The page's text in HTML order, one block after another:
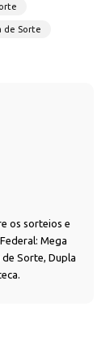
de Sorte
os sorteios e
Mega
de Sorte, Dupla